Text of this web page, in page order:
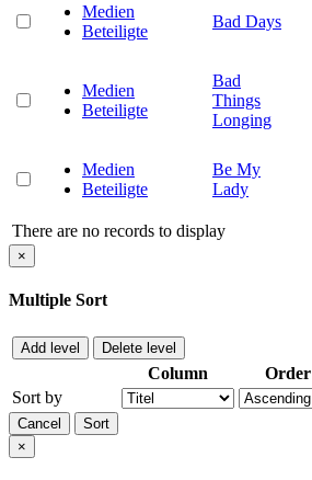
Medien
Beteiligte
Bad Days
Medien
Beteiligte
Bad
Things
Longing
Medien
Beteiligte
Be My
Lady
There are no records to display
×
Multiple Sort
Add level Delete level
Column
Order
Sort by
Cancel
Sort
×